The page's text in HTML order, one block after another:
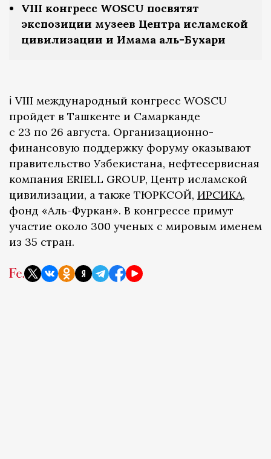
VIII конгресс WOSCU посвятят
экспозиции музеев Центра исламской
цивилизации и Имама аль-Бухари
ℹ️ VIII международный конгресс WOSCU
пройдет в Ташкенте и Самарканде
с 23 по 26 августа. Организационно-
финансовую поддержку форуму оказывают
правительство Узбекистана, нефтесервисная
компания ERIELL GROUP, Центр исламской
цивилизации, а также ТЮРКСОЙ, ИРСИКА,
фонд «Аль-Фуркан». В конгрессе примут
участие около 300 ученых с мировым именем
из 35 стран.